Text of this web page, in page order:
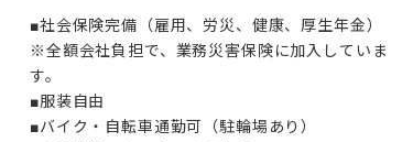
■社会保険完備（雇用、労災、健康、厚生年金）
※全額会社負担で、業務災害保険に加入していま
す。
■服装自由
■バイク・自転車通勤可（駐輪場あり）